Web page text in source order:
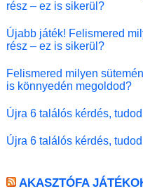
rész – ez is sikerül?
Újabb játék! Felismered
rész – ez is sikerül?
Felismered milyen
is könnyedén megoldod?
Újra 6 találós kérdés,
Újra 6 találós kérdés,
AKASZTÓFA